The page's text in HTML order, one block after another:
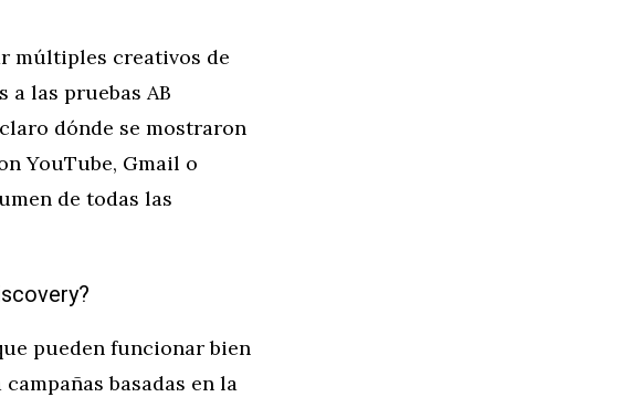
múltiples creativos de
las pruebas AB
dónde se mostraron
YouTube, Gmail o
de todas las
pueden funcionar bien
basadas en la